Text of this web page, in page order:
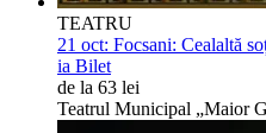
TEATRU
21 oct: Focsani: Cealaltă
ia Bilet
de la 63 lei
Teatrul Municipal „Maior